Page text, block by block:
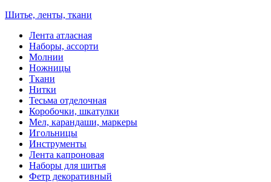
Шитье, ленты, ткани
Лента атласная
Наборы, ассорти
Молнии
Ножницы
Ткани
Нитки
Тесьма отделочная
Коробочки, шкатулки
Мел, карандаши, маркеры
Игольницы
Инструменты
Лента капроновая
Наборы для шитья
Фетр декоративный